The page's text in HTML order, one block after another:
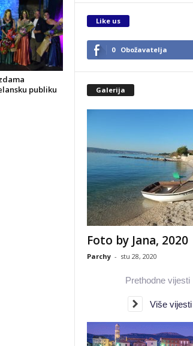
publiku
Like us
0 Obožavatelja
Galerija
Foto by Jana, 2020
Parchy - stu 28, 2020
Prethodne vijesti
Više vijesti